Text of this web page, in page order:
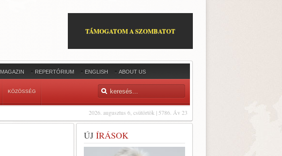
TÁMOGATOM A SZOMBATOT
MAGAZIN REPERTÓRIUM ENGLISH ABOUT US
KÖZÖSSÉG
2026. augusztus 6, csütörtök | 5786. Áv 23
ÚJ ÍRÁSOK